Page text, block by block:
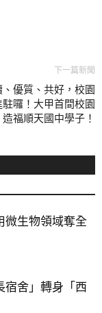
下一篇新聞
優質、共好，校園
駐囉！大甲首間校園
福順天國中學子！
微生物領域奪全
宿舍」轉身「西